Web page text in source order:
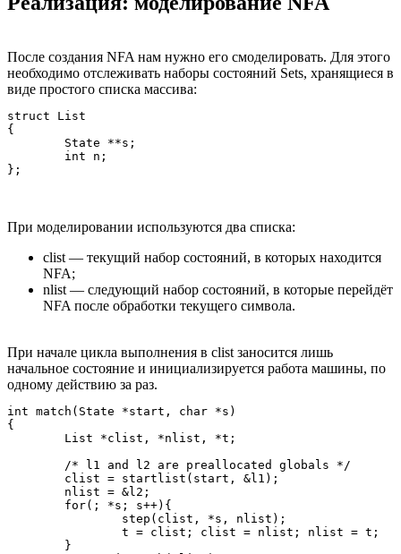
После создания NFA нам нужно его смоделировать. Для этого
необходимо отслеживать наборы состояний Sets, хранящиеся в
виде простого списка массива:
struct List
{
При моделировании используются два списка:
clist — текущий набор состояний, в которых находится
NFA;
nlist — следующий набор состояний, в которые перейдёт
NFA после обработки текущего символа.
При начале цикла выполнения в clist заносится лишь
начальное состояние и инициализируется работа машины, по
одному действию за раз.
int match(State *start, char *s)
{